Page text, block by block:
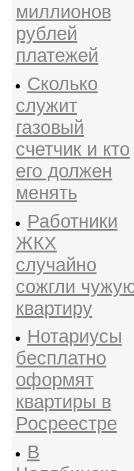
миллионов
рублей
платежей
Сколько
служит
газовый
счетчик и кто
его должен
менять
Работники
ЖКХ
случайно
сожгли
квартиру
Нотариусы
бесплатно
оформят
квартиры в
Росреестре
В